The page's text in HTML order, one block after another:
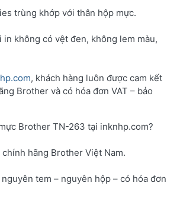
trùng khớp với thân hộp mực.
in không có vệt đen, không lem màu,
, khách hàng luôn được cam kết
Brother và có hóa đơn VAT – bảo
Brother TN-263 tại inknhp.com?
hãng Brother Việt Nam.
tem – nguyên hộp – có hóa đơn